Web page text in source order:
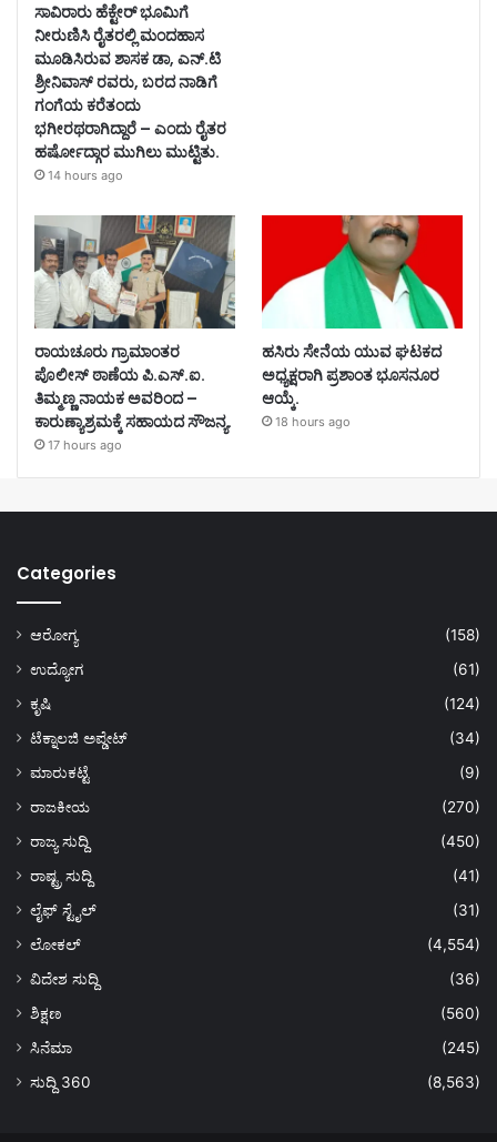
ಸಾವಿರಾರು ಹೆಕ್ಟೇರ್ ಭೂಮಿಗೆ
ನೀರುಣಿಸಿ ರೈತರಲ್ಲಿ ಮಂದಹಾಸ
ಮೂಡಿಸಿರುವ ಶಾಸಕ ಡಾ, ಎನ್.ಟಿ
ಶ್ರೀನಿವಾಸ್ ರವರು, ಬರದ ನಾಡಿಗೆ
ಗಂಗೆಯ ಕರೆತಂದು
ಭಗೀರಥರಾಗಿದ್ದಾರೆ – ಎಂದು ರೈತರ
ಹರ್ಷೋದ್ಗಾರ ಮುಗಿಲು ಮುಟ್ಟಿತು.
14 hours ago
ರಾಯಚೂರು ಗ್ರಾಮಾಂತರ
ಪೊಲೀಸ್ ಠಾಣೆಯ ಪಿ.ಎಸ್.ಐ.
ತಿಮ್ಮಣ್ಣ ನಾಯಕ ಅವರಿಂದ –
ಕಾರುಣ್ಯಾಶ್ರಮಕ್ಕೆ ಸಹಾಯದ ಸೌಜನ್ಯ.
17 hours ago
ಹಸಿರು ಸೇನೆಯ ಯುವ ಘಟಕದ
ಅಧ್ಯಕ್ಷರಾಗಿ ಪ್ರಶಾಂತ ಭೂಸನೂರ
ಆಯ್ಕೆ.
18 hours ago
Categories
ಆರೋಗ್ಯ
(158)
ಉದ್ಯೋಗ
(61)
ಕೃಷಿ
(124)
ಟೆಕ್ನಾಲಜಿ ಅಪ್ಡೇಟ್
(34)
ಮಾರುಕಟ್ಟೆ
(9)
ರಾಜಕೀಯ
(270)
ರಾಜ್ಯ ಸುದ್ದಿ
(450)
ರಾಷ್ಟ್ರ ಸುದ್ದಿ
(41)
ಲೈಫ್ ಸ್ಟೈಲ್
(31)
ಲೋಕಲ್
(4,554)
ವಿದೇಶ ಸುದ್ದಿ
(36)
ಶಿಕ್ಷಣ
(560)
ಸಿನೆಮಾ
(245)
ಸುದ್ದಿ 360
(8,563)